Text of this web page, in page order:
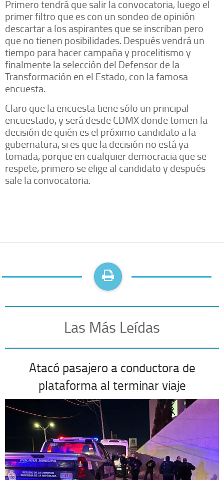
Primero tendrá que salir la convocatoria, luego el
primer filtro que es con un sondeo de opinión
descartar a los aspirantes que se inscriban pero
que no tienen posibilidades. Después vendrá un
tiempo para hacer campaña y procelitismo y
finalmente la selección del Defensor de la
Transformación en el Estado, con la famosa
encuesta.
Claro que la encuesta tiene sólo un principal
encuestado, y será desde CDMX donde tomen la
decisión de quién es el próximo candidato a la
gubernatura, si es que la decisión no está ya
tomada, porque en cualquier democracia que se
respete, primero se elige al candidato y después
sale la convocatoria.
Las Más Leídas
Atacó pasajero a conductora de
plataforma al terminar viaje